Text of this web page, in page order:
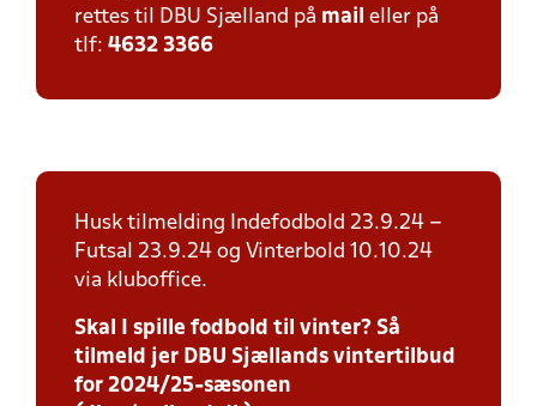
rettes til DBU Sjælland på mail eller på
tlf: 4632 3366
Husk tilmelding Indefodbold 23.9.24 –
Futsal 23.9.24 og Vinterbold 10.10.24
via kluboffice.
Skal I spille fodbold til vinter? Så
tilmeld jer DBU Sjællands vintertilbud
for 2024/25-sæsonen